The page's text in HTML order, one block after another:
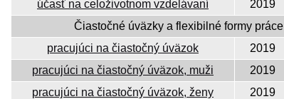
účasť na celoživotnom vzdelávaní 2019
Čiastočné úväzky a flexibilné formy práce
pracujúci na čiastočný úväzok
2019
pracujúci na čiastočný úväzok, muži
2019
pracujúci na čiastočný úväzok, ženy
2019